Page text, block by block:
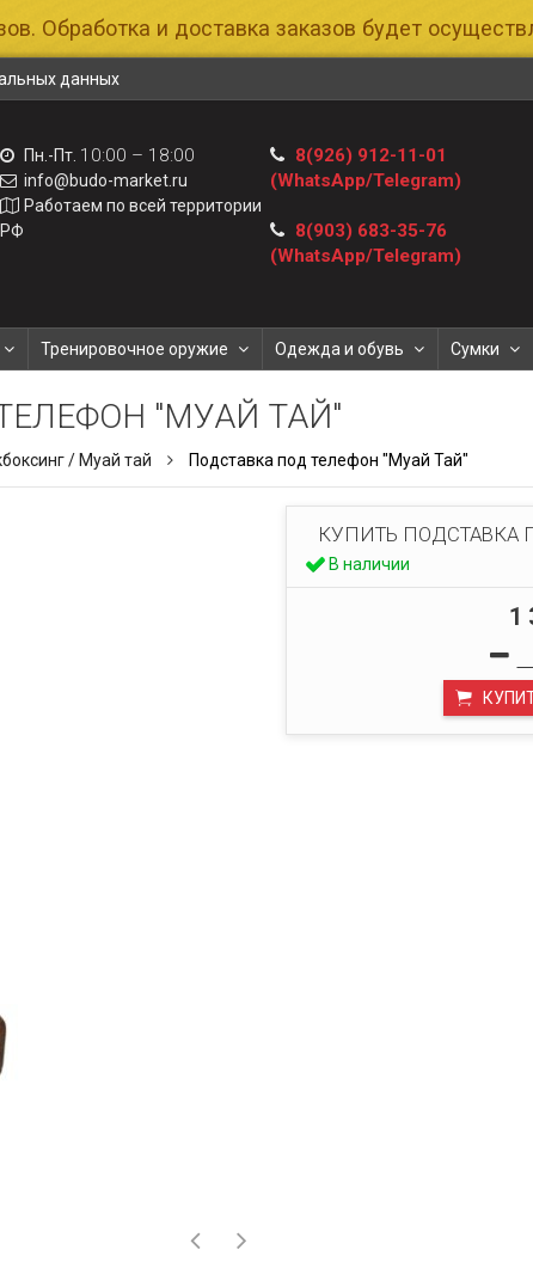
Обработка и доставка заказов будет
данных
Пн.-Пт. 10:00 – 18:00
info@budo-market.ru
Работаем по всей территории
РФ
8(926) 912-11-01
(WhatsApp/Telegram)
8(903) 683-35-76
(WhatsApp/Telegram)
Тренировочное оружие Одежда и обувь Сумки
"МУАЙ ТАЙ"
/ Муай тай Подставка под телефон "Муай Тай"
КУПИТЬ ПОДСТАВКА
В наличии
1